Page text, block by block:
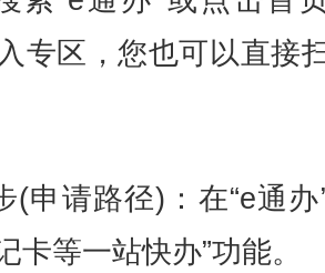
专区，您也可以直接
请路径)：在“e通办
卡等一站快办”功能。